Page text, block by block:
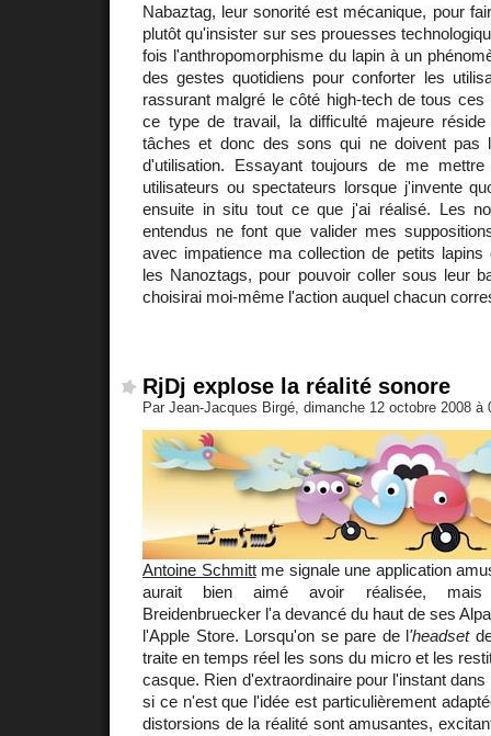
Nabaztag, leur sonorité est mécanique, pour
plutôt qu'insister sur ses prouesses
fois l'anthropomorphisme du lapin à un
des gestes quotidiens pour conforter les
rassurant malgré le côté high-tech de tous
ce type de travail, la difficulté majeure
tâches et donc des sons qui ne doivent pas
d'utilisation. Essayant toujours de me
utilisateurs ou spectateurs lorsque j'invente
ensuite in situ tout ce que j'ai réalisé. Les
entendus ne font que valider mes
avec impatience ma collection de petits
les Nanoztags, pour pouvoir coller sous leur
choisirai moi-même l'action auquel chacun
RjDj explose la réalité sonore
Par Jean-Jacques Birgé, dimanche 12 octobre 2008 à
Antoine Schmittme signale une application
aurait bien aimé avoir réalisée, mais
Breidenbruecker l'a devancé du haut de ses
l'Apple Store. Lorsqu'on se pare de l'headset
traite en temps réel les sons du micro et les
casque. Rien d'extraordinaire pour l'instant
si ce n'est que l'idée est particulièrement
distorsions de la réalité sont amusantes,